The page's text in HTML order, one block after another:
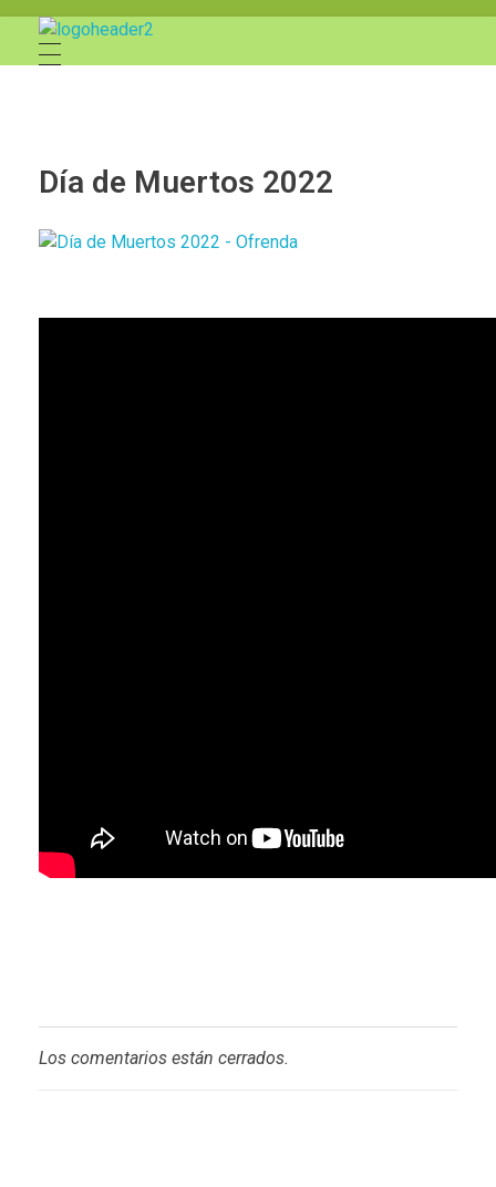
Círculo Mexicano-Alemán de Baviera
Día de Muertos 2022
Los comentarios están cerrados.